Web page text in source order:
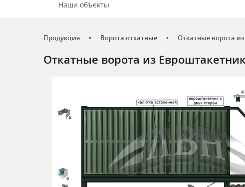
Наши объекты
Продукция Ворота откатные Откатные ворота
Откатные ворота из